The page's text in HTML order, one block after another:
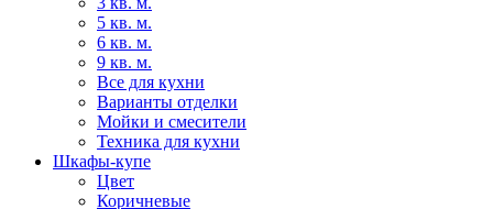
5 кв. м.
6 кв. м.
9 кв. м.
Все для кухни
Варианты отделки
Мойки и смесители
Техника для кухни
Шкафы-купе
Цвет
Коричневые